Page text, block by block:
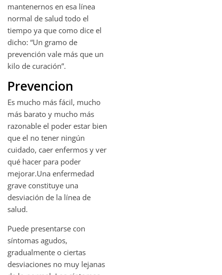
mantenernos en esa línea
normal de salud todo el
tiempo ya que como dice el
dicho: “Un gramo de
prevención vale más que un
kilo de curación”.
Prevencion
Es mucho más fácil, mucho
más barato y mucho más
razonable el poder estar bien
que el no tener ningún
cuidado, caer enfermos y ver
qué hacer para poder
mejorar.Una enfermedad
grave constituye una
desviación de la línea de
salud.
Puede presentarse con
síntomas agudos,
gradualmente o ciertas
desviaciones no muy lejanas